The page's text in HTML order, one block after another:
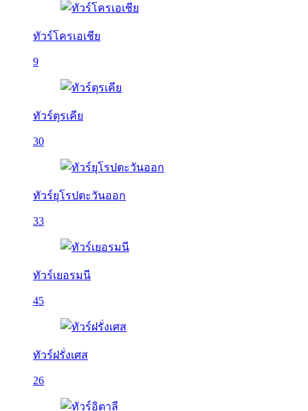
ทัวร์โครเอเชีย
9
ทัวร์ตุรเคีย
30
ทัวร์ยุโรปตะวันออก
33
ทัวร์เยอรมนี
45
ทัวร์ฝรั่งเศส
26